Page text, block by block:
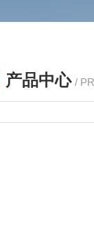
产品中心 /